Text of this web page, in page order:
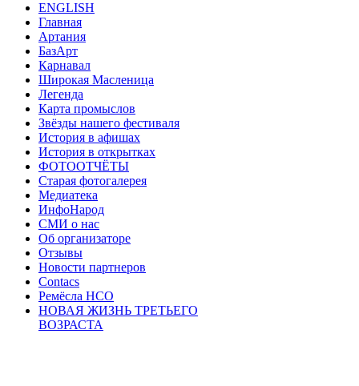
ENGLISH
Главная
Артания
БазАрт
Карнавал
Широкая Масленица
Легенда
Карта промыслов
Звёзды нашего фестиваля
История в афишах
История в открытках
ФОТООТЧЁТЫ
Старая фотогалерея
Медиатека
ИнфоНарод
СМИ о нас
Об организаторе
Отзывы
Новости партнеров
Contacs
Ремёсла НСО
НОВАЯ ЖИЗНЬ ТРЕТЬЕГО
ВОЗРАСТА